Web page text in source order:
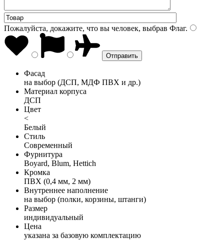
Пожалуйста, докажите, что вы человек, выбрав Флаг.
Фасад
на выбор (ДСП, МДФ ПВХ и др.)
Материал корпуса
ДСП
Цвет
<
Белый
Стиль
Современный
Фурнитура
Boyard, Blum, Hettich
Кромка
ПВХ (0,4 мм, 2 мм)
Внутреннее наполнение
на выбор (полки, корзины, штанги)
Размер
индивидуальный
Цена
указана за базовую комплектацию